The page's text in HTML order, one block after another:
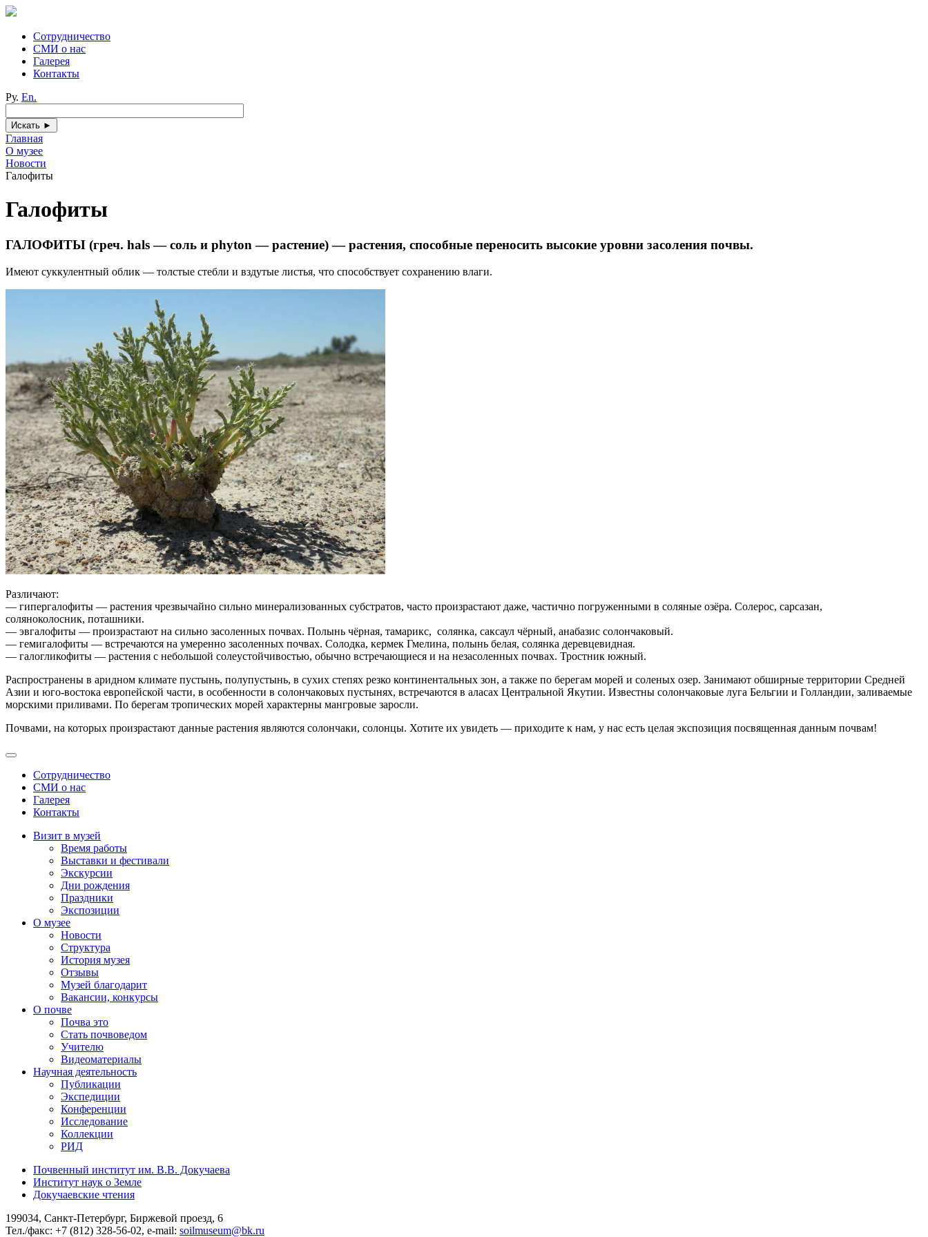
Сотрудничество
СМИ о нас
Галерея
Контакты
Ру. En.
Главная
О музее
Новости
Галофиты
Галофиты
ГАЛОФИТЫ (греч. hals — соль и phyton — растение) — растения, способные переносить высокие уровни засоления почвы.
Имеют суккулентный облик — толстые стебли и вздутые листья, что способствует сохранению влаги.
Различают:
― гипергалофиты ― растения чрезвычайно сильно минерализованных субстратов, часто произрастают даже, частично погруженными в соляные озёра. Солерос, сарсазан,
соляноколосник, поташники.
― эвгалофиты — произрастают на сильно засоленных почвах. Полынь чёрная, тамарикс, солянка, саксаул чёрный, анабазис солончаковый.
― гемигалофиты — встречаются на умеренно засоленных почвах. Солодка, кермек Гмелина, полынь белая, солянка деревцевидная.
― галогликофиты — растения с небольшой солеустойчивостью, обычно встречающиеся и на незасоленных почвах. Тростник южный.
Распространены в аридном климате пустынь, полупустынь, в сухих степях резко континентальных зон, а также по берегам морей и соленых озер. Занимают обширные территории Средней
Азии и юго-востока европейской части, в особенности в солончаковых пустынях, встречаются в аласах Центральной Якутии. Известны солончаковые луга Бельгии и Голландии, заливаемые
морскими приливами. По берегам тропических морей характерны мангровые заросли.
Почвами, на которых произрастают данные растения являются солончаки, солонцы. Хотите их увидеть ― приходите к нам, у нас есть целая экспозиция посвященная данным почвам!
Сотрудничество
СМИ о нас
Галерея
Контакты
Визит в музей
Время работы
Выставки и фестивали
Экскурсии
Дни рождения
Праздники
Экспозиции
О музее
Новости
Структура
История музея
Отзывы
Музей благодарит
Вакансии, конкурсы
О почве
Почва это
Стать почвоведом
Учителю
Видеоматериалы
Научная деятельность
Публикации
Экспедиции
Конференции
Исследование
Коллекции
РИД
Почвенный институт им. В.В. Докучаева
Институт наук о Земле
Докучаевские чтения
199034, Санкт-Петербург, Биржевой проезд, 6
Тел./факс: +7 (812) 328-56-02, e-mail: soilmuseum@bk.ru